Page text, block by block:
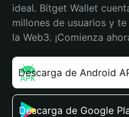
ideal. Bitget Wallet
millones de usuarios y
la Web3. ¡Comienza
Descarga de Android
Descarga de Google